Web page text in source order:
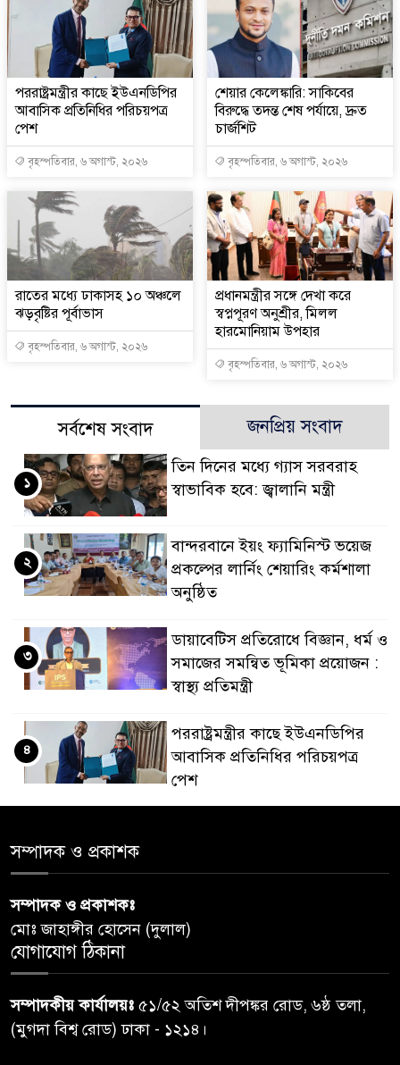
পররাষ্ট্রমন্ত্রীর কা‌ছে ইউএনডিপির
আবাসিক প্রতিনিধির পরিচয়পত্র
পেশ
বৃহস্পতিবার, ৬ অগাস্ট, ২০২৬
শেয়ার কেলেঙ্কারি: সাকিবের
বিরুদ্ধে তদন্ত শেষ পর্যায়ে, দ্রুত
চার্জশিট
বৃহস্পতিবার, ৬ অগাস্ট, ২০২৬
রাতের মধ্যে ঢাকাসহ ১০ অঞ্চলে
ঝড়বৃষ্টির পূর্বাভাস
বৃহস্পতিবার, ৬ অগাস্ট, ২০২৬
প্রধানমন্ত্রীর সঙ্গে দেখা করে
স্বপ্নপূরণ অনুশ্রীর, মিলল
হারমোনিয়াম উপহার
বৃহস্পতিবার, ৬ অগাস্ট, ২০২৬
সর্বশেষ সংবাদ জনপ্রিয় সংবাদ
তিন দিনের মধ্যে গ্যাস সরবরাহ
স্বাভাবিক হবে: জ্বালানি মন্ত্রী
১
বান্দরবানে ইয়ং ফ্যামিনিস্ট ভয়েজ
প্রকল্পের লার্নিং শেয়ারিং কর্মশালা
অনুষ্ঠিত
২
ডায়াবেটিস প্রতিরোধে বিজ্ঞান, ধর্ম ও
সমাজের সমন্বিত ভূমিকা প্রয়োজন :
স্বাস্থ্য প্রতিমন্ত্রী
৩
পররাষ্ট্রমন্ত্রীর কা‌ছে ইউএনডিপির
আবাসিক প্রতিনিধির পরিচয়পত্র
পেশ
৪
৫
ঝড়বৃষ্টির পূর্বাভাস
৬
অনুশ্রীর, মিলল হারমোনিয়াম
উপহার
৭
সম্পাদক ও প্রকাশক
সম্পাদক ও প্রকাশকঃ
মোঃ জাহাঙ্গীর হোসেন (দুলাল)
যোগাযোগ ঠিকানা
সম্পাদকীয় কার্যালয়ঃ ৫১/৫২ অতিশ দীপঙ্কর রোড, ৬ষ্ঠ তলা,
(মুগদা বিশ্ব রোড) ঢাকা - ১২১৪।